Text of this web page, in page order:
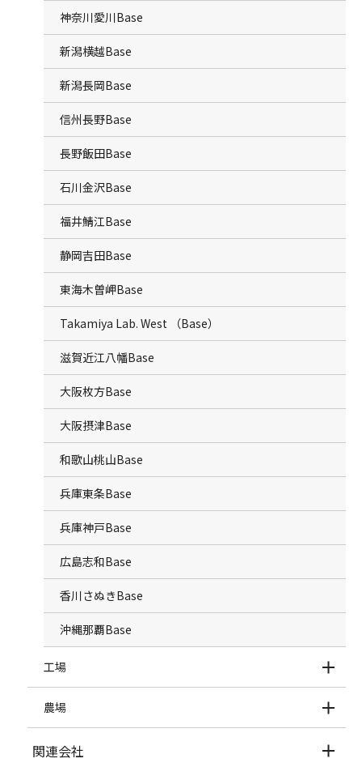
神奈川愛川Base
新潟横越Base
新潟長岡Base
信州長野Base
長野飯田Base
石川金沢Base
福井鯖江Base
静岡吉田Base
東海木曽岬Base
Takamiya Lab. West （Base）
滋賀近江八幡Base
大阪枚方Base
大阪摂津Base
和歌山桃山Base
兵庫東条Base
兵庫神戸Base
広島志和Base
香川さぬきBase
沖縄那覇Base
工場
農場
関連会社